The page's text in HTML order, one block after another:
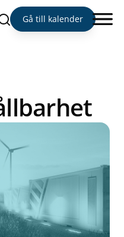
Sök Gå till kalender